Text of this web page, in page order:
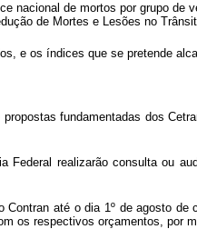
nacional de mortos por grupo de
de Mortes e Lesões no
e os índices que se pretende
fundamentadas dos
realizarão consulta ou
até o dia 1º de agosto de
os respectivos orçamentos, por